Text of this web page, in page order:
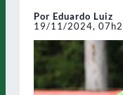
Por Eduardo Luiz
19/11/2024,